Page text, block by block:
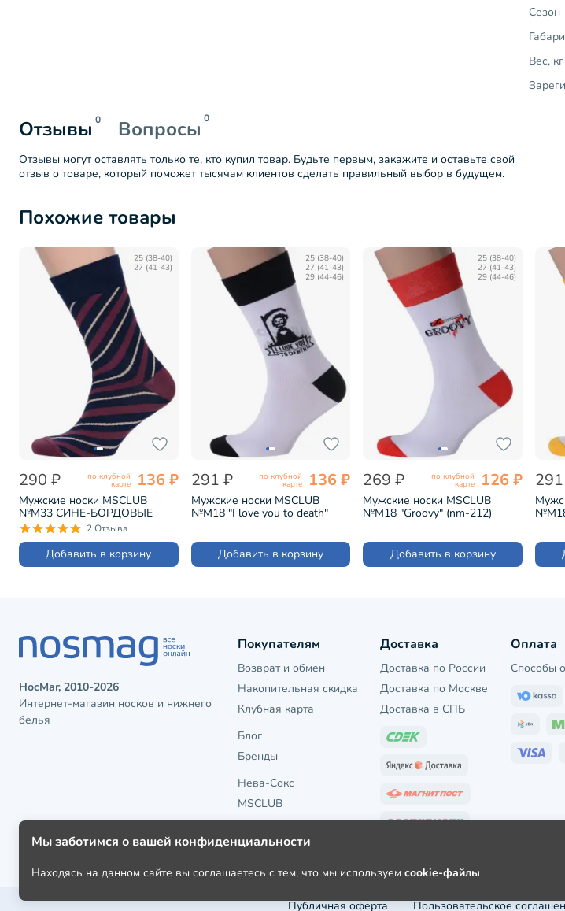
Сезон
Вес, кг
Отзывы 0 Вопросы 0
Отзывы могут оставлять только те, кто купил товар. Будьте первым, закажите и оставьте свой
отзыв о товаре, который поможет тысячам клиентов сделать правильный выбор в будущем.
Похожие товары
25 (38-40)
27 (41-43)
290 ₽ по клубной
карте 136 ₽
Мужские носки MSCLUB
№М33 СИНЕ-БОРДОВЫЕ
(nm-355)
2 Отзыва
Добавить в корзину
25 (38-40)
27 (41-43)
29 (44-46)
291 ₽ по клубной
карте 136 ₽
Мужские носки MSCLUB
№М18 "I love you to death"
Добавить в корзину
25 (38-40)
27 (41-43)
29 (44-46)
269 ₽ по клубной
карте 126 ₽
Мужские носки MSCLUB
№М18 "Groovy" (nm-212)
Добавить в корзину
№М18
НосМаг, 2010-2026
Интернет-магазин носков и нижнего
белья
Покупателям
Возврат и обмен
Накопительная скидка
Клубная карта
Блог
Бренды
Нева-Сокс
MSCLUB
Доставка
Доставка по России
Доставка по Москве
Доставка в СПБ
Оплата
Способы
Публичная оферта Пользовательское
Мы заботимся о вашей конфиденциальности
Находясь на данном сайте вы соглашаетесь с тем, что мы используем cookie-файлы